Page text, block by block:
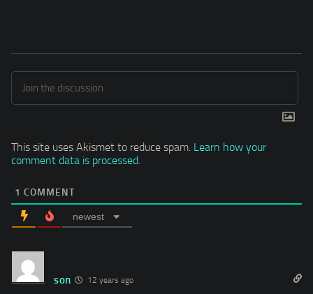
This site uses Akismet to reduce spam. Learn how your
comment data is processed.
1 COMMENT
newest
son 12 years ago